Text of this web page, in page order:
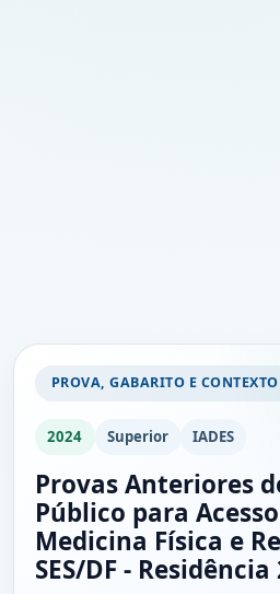
PROVA, GABARITO E CONTEXTO
2024 Superior IADES
Provas Anteriores
Público para
Medicina Física e
SES/DF - Residência